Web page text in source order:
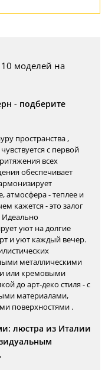
моделей на
- подберите
пространства ,
с первой
всех
обеспечивает
атмосфера - теплее и
кажется - это залог
уют на долгие
и уют каждый вечер.
металлическими
или кремовыми
до арт-деко стиля - с
материалами,
поверхностями .
люстра из Италии